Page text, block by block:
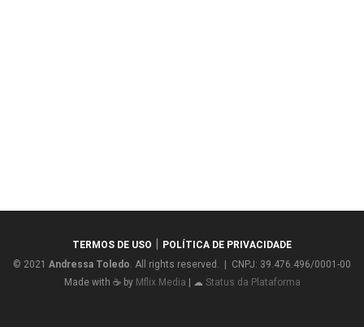
TERMOS DE USO | POLÍTICA DE PRIVACIDADE
© 2021 Andressa Toledo. All rights reserved. | CNPJ: 39.476.496/0001-00
Made with ☕ by Mflix Media | ☁ Status da Plataforma